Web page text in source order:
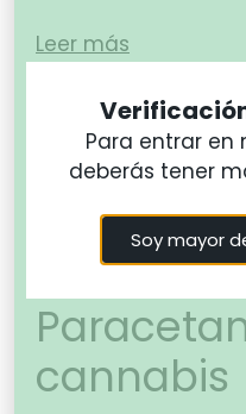
Leer más
CANNABIS
cannabis,
cannabis
Para entrar en
deberás tener
Soy mayor